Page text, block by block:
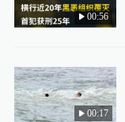
00:56
00:17